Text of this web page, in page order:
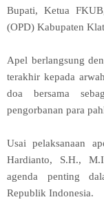
Bupati, Ketua
(OPD) Kabupaten
Apel berlangsung
terakhir kepada
doa bersama
pengorbanan para
Usai pelaksanaan
Hardianto, S.H.,
agenda penting
Republik Indonesia.